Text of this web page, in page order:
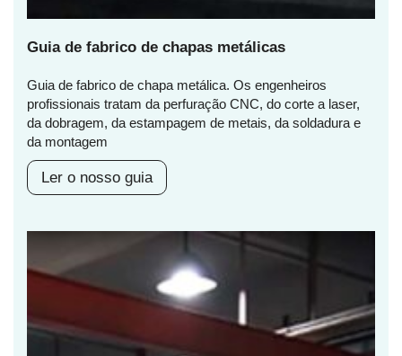
Guia de fabrico de chapas metálicas
Guia de fabrico de chapa metálica. Os engenheiros
profissionais tratam da perfuração CNC, do corte a laser,
da dobragem, da estampagem de metais, da soldadura e
da montagem
Ler o nosso guia